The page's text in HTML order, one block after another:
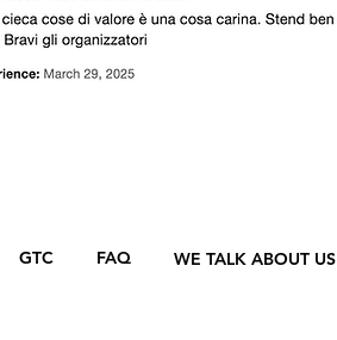
GTC FAQ WE TALK ABOUT US